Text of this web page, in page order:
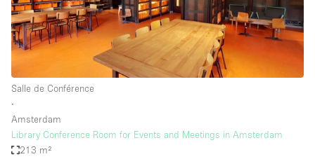
Salle de Conférence
∙
Amsterdam
Library Conference Room for Events and Meetings in Amsterdam
213 m²